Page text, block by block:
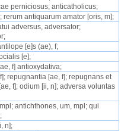
perniciosus; anticatholicus;
antiquarum amator [oris, m];
adversus, adversator;
[e]s (ae), f;
[e];
f] antioxydativa;
repugnantia [ae, f]; repugnans et
f]; odium [ii, n]; adversa voluntas
antichthones, um, mpl; qui
n];